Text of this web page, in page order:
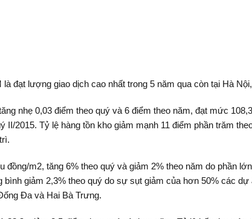
đạt lượng giao dịch cao nhất trong 5 năm qua còn tại Hà
nhẹ 0,03 điểm theo quý và 6 điểm theo năm, đạt mức
2015. Tỷ lệ hàng tồn kho giảm mạnh 11 điểm phần trăm
m2, tăng 6% theo quý và giảm 2% theo năm do phần
giảm 2,3% theo quý do sự sụt giảm của hơn 50% các
Đa và Hai Bà Trưng.